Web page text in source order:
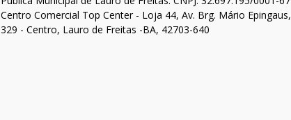
Centro Comercial Top Center - Loja 44, Av. Brg. Mário Epingaus,
329 - Centro, Lauro de Freitas -BA, 42703-640